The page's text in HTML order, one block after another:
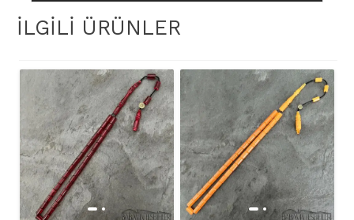
İLGILI ÜRÜNLER